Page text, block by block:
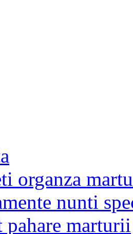
organza
nunti
pahare marturii